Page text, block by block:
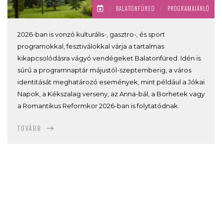
/ BALATONFÜRED / PROGRAMAJÁNLÓ
2026-ban is vonzó kulturális-, gasztro-, és sport
programokkal, fesztiválokkal várja a tartalmas
kikapcsolódásra vágyó vendégeket Balatonfüred. Idén is
sűrű a programnaptár májustól-szeptemberig, a város
identitását meghatározó események, mint például a Jókai
Napok, a Kékszalag verseny, az Anna-bál, a Borhetek vagy
a Romantikus Reformkor 2026-ban is folytatódnak.
TOVÁBB